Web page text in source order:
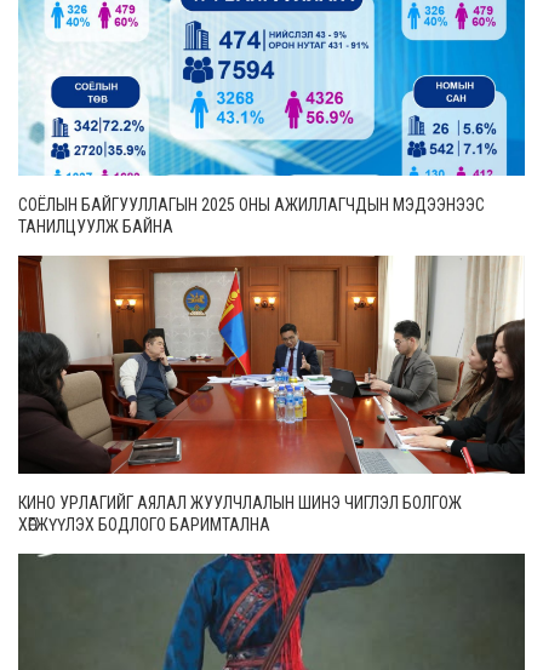
СОЁЛЫН БАЙГУУЛЛАГЫН 2025 ОНЫ АЖИЛЛАГЧДЫН МЭДЭЭНЭЭС
ТАНИЛЦУУЛЖ БАЙНА
КИНО УРЛАГИЙГ АЯЛАЛ ЖУУЛЧЛАЛЫН ШИНЭ ЧИГЛЭЛ БОЛГОЖ
ХӨГЖҮҮЛЭХ БОДЛОГО БАРИМТАЛНА